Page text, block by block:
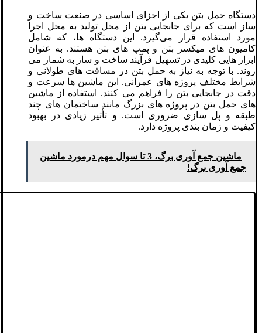
دستگاه حمل بتن یکی از اجزای اساسی در صنعت ساخت ‌و
ساز است که برای جابجایی بتن از محل تولید به محل اجرا
مورد استفاده قرار می‌گیرد. این دستگاه ‌ها، که شامل
کامیون‌ های میکسر بتن و پمپ ‌های بتن هستند. به عنوان
ابزار هایی کلیدی در تسهیل فرآیند ساخت و ساز به شمار می
‌روند. با توجه به نیاز به حمل بتن در مسافت ‌های طولانی و
شرایط مختلف پروژه ‌های عمرانی. این ماشین ‌ها سرعت و
دقت در جابجایی بتن را فراهم می‌ کنند. استفاده از ماشین‌
های حمل بتن در پروژه ‌های بزرگ مانند ساختمان‌ های چند
طبقه و پل‌ سازی ضروری است. و تأثیر زیادی در بهبود
کیفیت و زمان ‌بندی پروژه دارد.
ماشین جمع آوری برگ، 3 تا سوال مهم درمورد ماشین
جمع آوری برگ!